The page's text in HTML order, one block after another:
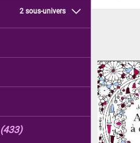
2 sous-univers
(433)